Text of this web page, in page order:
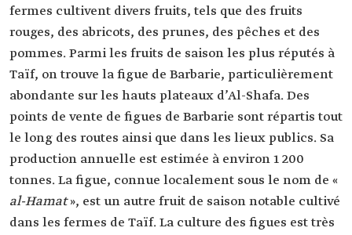
fermes cultivent divers fruits, tels que des fruits
rouges, des abricots, des prunes, des pêches et des
pommes. Parmi les fruits de saison les plus réputés à
Taïf, on trouve la figue de Barbarie, particulièrement
abondante sur les hauts plateaux d’Al-Shafa. Des
points de vente de figues de Barbarie sont répartis tout
le long des routes ainsi que dans les lieux publics. Sa
production annuelle est estimée à environ 1 200
tonnes. La figue, connue localement sous le nom de «
al-Hamat», est un autre fruit de saison notable cultivé
dans les fermes de Taïf. La culture des figues est très